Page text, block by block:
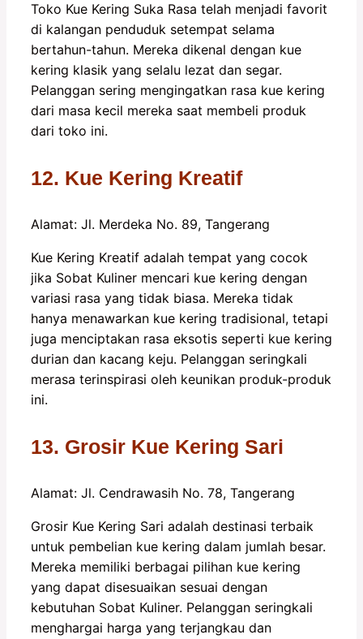
Toko Kue Kering Suka Rasa telah menjadi favorit
di kalangan penduduk setempat selama
bertahun-tahun. Mereka dikenal dengan kue
kering klasik yang selalu lezat dan segar.
Pelanggan sering mengingatkan rasa kue kering
dari masa kecil mereka saat membeli produk
dari toko ini.
12. Kue Kering Kreatif
Alamat: Jl. Merdeka No. 89, Tangerang
Kue Kering Kreatif adalah tempat yang cocok
jika Sobat Kuliner mencari kue kering dengan
variasi rasa yang tidak biasa. Mereka tidak
hanya menawarkan kue kering tradisional, tetapi
juga menciptakan rasa eksotis seperti kue kering
durian dan kacang keju. Pelanggan seringkali
merasa terinspirasi oleh keunikan produk-produk
ini.
13. Grosir Kue Kering Sari
Alamat: Jl. Cendrawasih No. 78, Tangerang
Grosir Kue Kering Sari adalah destinasi terbaik
untuk pembelian kue kering dalam jumlah besar.
Mereka memiliki berbagai pilihan kue kering
yang dapat disesuaikan sesuai dengan
kebutuhan Sobat Kuliner. Pelanggan seringkali
menghargai harga yang terjangkau dan